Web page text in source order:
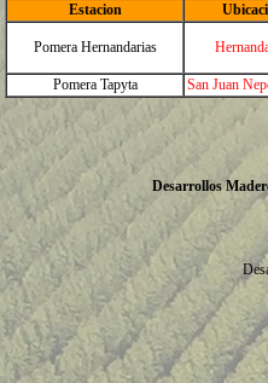
Estacion
Pomera Hernandarias
Pomera Tapyta San Juan
Desarrollos